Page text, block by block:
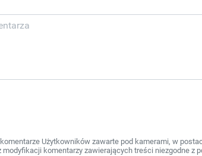
Użytkowników zawarte pod kamerami, w
komentarzy zawierających treści niezgodne z